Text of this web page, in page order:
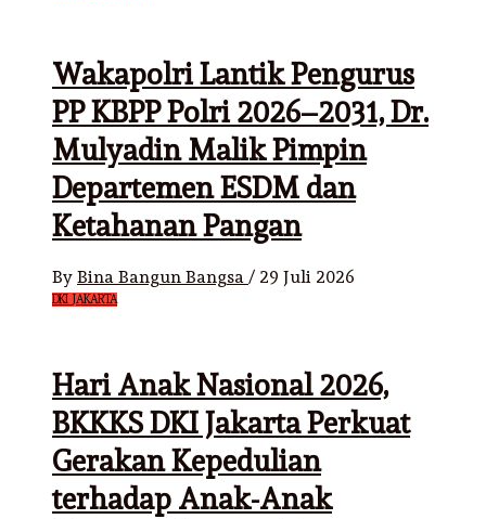
Wakapolri Lantik Pengurus
PP KBPP Polri 2026–2031, Dr.
Mulyadin Malik Pimpin
Departemen ESDM dan
Ketahanan Pangan
By Bina Bangun Bangsa / 29 Juli 2026
DKI JAKARTA
Hari Anak Nasional 2026,
BKKKS DKI Jakarta Perkuat
Gerakan Kepedulian
terhadap Anak-Anak